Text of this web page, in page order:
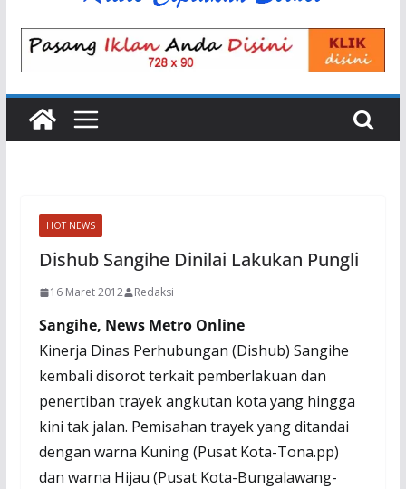
HOT NEWS
Dishub Sangihe Dinilai Lakukan Pungli
16 Maret 2012 Redaksi
Sangihe, News Metro Online
Kinerja Dinas Perhubungan (Dishub) Sangihe
kembali disorot terkait pemberlakuan dan
penertiban trayek angkutan kota yang hingga
kini tak jalan. Pemisahan trayek yang ditandai
dengan warna Kuning (Pusat Kota-Tona.pp)
dan warna Hijau (Pusat Kota-Bungalawang-